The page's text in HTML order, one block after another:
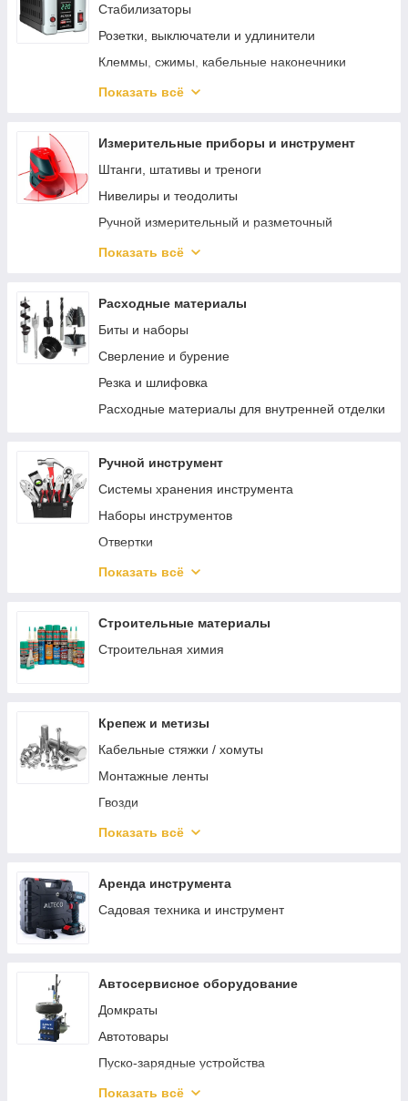
Пеногенераторы
Средства для чистки и ухода
Поломойные машины
Стабилизаторы
Розетки, выключатели и удлинители
Клеммы, сжимы, кабельные наконечники
Источники бесперебойного питания
Освещение
Показать всё
Измерительные приборы и инструмент
Штанги, штативы и треноги
Нивелиры и теодолиты
Ручной измерительный и разметочный
комплектующие
Измерители длины и расстояния
Показать всё
Расходные материалы
Биты и наборы
Сверление и бурение
Резка и шлифовка
Расходные материалы для внутренней отделки
Ручной инструмент
Системы хранения инструмента
Наборы инструментов
Отвертки
Шарнирно-губцевый инструмент
Электромонтажный инструмент
Зажимной инструмент
Столярно-слесарный инструмент
Монтажный инструмент
Трубный инструмент
Отделочный инструмент
Ключи, трещотки, воротки
Показать всё
Строительные материалы
Строительная химия
Крепеж и метизы
Кабельные стяжки / хомуты
Монтажные ленты
Гвозди
Такелаж
Саморезы и шурупы
Показать всё
Аренда инструмента
Садовая техника и инструмент
Автосервисное оборудование
Домкраты
Автотовары
Пуско-зарядные устройства
Трубогибы
Показать всё